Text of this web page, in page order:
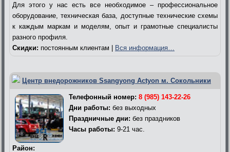
Для этого у нас есть все необходимое – профессиональное
оборудование, техническая база, доступные технические схемы
к каждым маркам и моделям, опыт и грамотные специалисты
разного профиля.
Скидки: постоянным клиентам | Вся информация…
Центр внедорожников Ssangyong Actyon м. Сокольники
Телефонный номер: 8 (985) 143-22-26
Дни работы: без выходных
Праздничные дни: без праздников
Часы работы: 9-21 час.
Район: